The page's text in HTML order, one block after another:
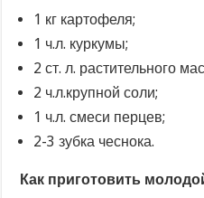
1 кг картофеля;
1 ч.л. куркумы;
2 ст. л. растительного
2 ч.л.крупной соли;
1 ч.л. смеси перцев;
2-3 зубка чеснока.
Как приготовить